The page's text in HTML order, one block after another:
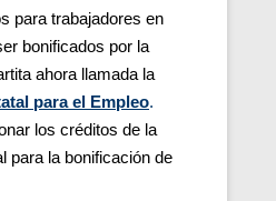
para trabajadores en
bonificados por la
ahora llamada la
para el Empleo.
los créditos de la
para la bonificación de